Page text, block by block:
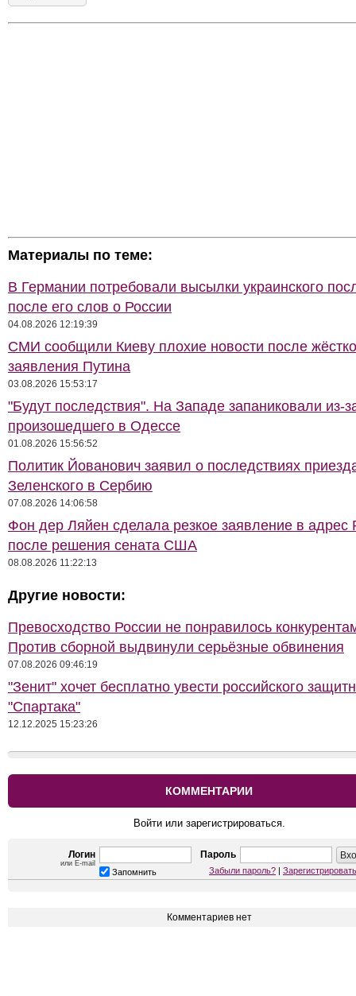
Материалы по теме:
В Германии потребовали высылки украинского
после его слов о России
04.08.2026 12:19:39
СМИ сообщили Киеву плохие новости после
заявления Путина
03.08.2026 15:53:17
"Будут последствия". На Западе запаниковали из-
произошедшего в Одессе
01.08.2026 15:56:52
Политик Йованович заявил о последствиях
Зеленского в Сербию
07.08.2026 14:06:58
Фон дер Ляйен сделала резкое заявление в адрес
после решения сената США
08.08.2026 11:22:13
Другие новости:
Превосходство России не понравилось
Против сборной выдвинули серьёзные обвинения
07.08.2026 09:46:19
"Зенит" хочет бесплатно увести российского
"Спартака"
12.12.2025 15:23:26
КОММЕНТАРИИ
Войти или зарегистрироваться.
Логин
или E-mail
Пароль
Запомнить Забыли пароль? |
Комментариев нет